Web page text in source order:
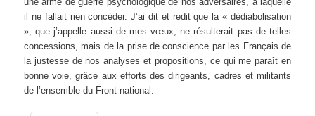
il ne fallait rien concéder. J’ai dit et redit que la « dédiabolisation
», que j’appelle aussi de mes vœux, ne résulterait pas de telles
concessions, mais de la prise de conscience par les Français de
la justesse de nos analyses et propositions, ce qui me paraît en
bonne voie, grâce aux efforts des dirigeants, cadres et militants
de l’ensemble du Front national.